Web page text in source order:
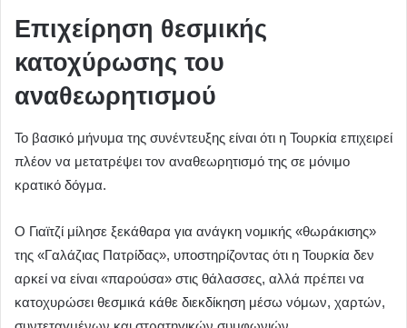
Επιχείρηση θεσμικής
κατοχύρωσης του
αναθεωρητισμού
Το βασικό μήνυμα της συνέντευξης είναι ότι η Τουρκία επιχειρεί
πλέον να μετατρέψει τον αναθεωρητισμό της σε μόνιμο
κρατικό δόγμα.
Ο Γιαϊτζί μίλησε ξεκάθαρα για ανάγκη νομικής «θωράκισης»
της «Γαλάζιας Πατρίδας», υποστηρίζοντας ότι η Τουρκία δεν
αρκεί να είναι «παρούσα» στις θάλασσες, αλλά πρέπει να
κατοχυρώσει θεσμικά κάθε διεκδίκηση μέσω νόμων, χαρτών,